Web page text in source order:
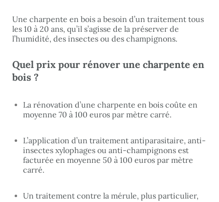
Une charpente en bois a besoin d’un traitement tous
les 10 à 20 ans, qu’il s’agisse de la préserver de
l’humidité, des insectes ou des champignons.
Quel prix pour rénover une charpente en
bois ?
La rénovation d’une charpente en bois coûte en
moyenne 70 à 100 euros par mètre carré.
L’application d’un traitement antiparasitaire, anti-
insectes xylophages ou anti-champignons est
facturée en moyenne 50 à 100 euros par mètre
carré.
Un traitement contre la mérule, plus particulier,